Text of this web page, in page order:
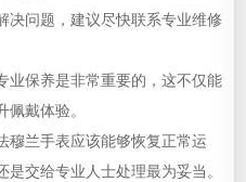
问题，建议尽快联系专业维修
保养是非常重要的，这不仅能
戴体验。
兰手表应该能够恢复正常运
交给专业人士处理最为妥当。